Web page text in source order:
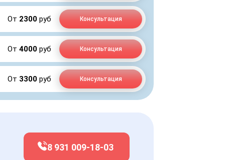
От 2300 руб Консультация
От 4000 руб Консультация
От 3300 руб Консультация
8 931 009-18-03